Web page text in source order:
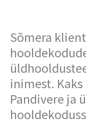
Sõmera
inimest.
Pandivere ja